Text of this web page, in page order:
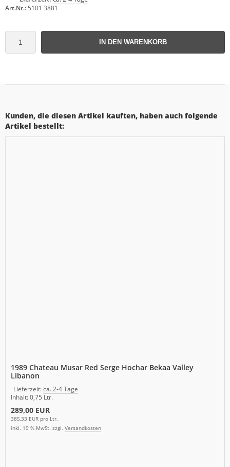
Art.Nr.: 5101 3881
IN DEN WARENKORB
Kunden, die diesen Artikel kauften, haben auch folgende
Artikel bestellt:
1989 Chateau Musar Red Serge Hochar Bekaa Valley
Libanon
Lieferzeit:ca. 2-4 Tage
Inhalt: 0,75 Ltr.
289,00 EUR
385,33 EUR pro Ltr.
inkl. 19 % MwSt. zzgl. Versandkosten